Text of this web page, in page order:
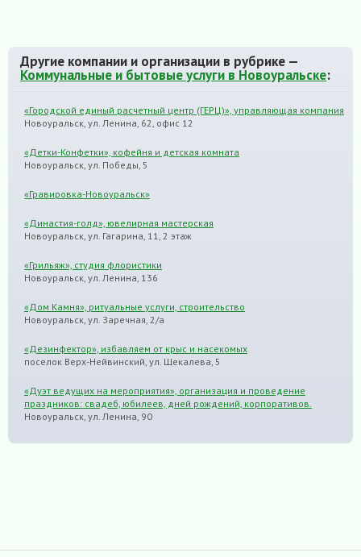
Другие компании и организации в рубрике —
Коммунальные и бытовые услуги в Новоуральске:
«Городской единый расчетный центр (ГЕРЦ)», управляющая компания
Новоуральск, ул. Ленина, 62, офис 12
«Детки-Конфетки», кофейня и детская комната
Новоуральск, ул. Победы, 5
«Гравировка-Новоуральск»
«Династия-голд», ювелирная мастерская
Новоуральск, ул. Гагарина, 11, 2 этаж
«Грильяж», студия флористики
Новоуральск, ул. Ленина, 136
«Дом Камня», ритуальные услуги, строительство
Новоуральск, ул. Заречная, 2/а
«Дезинфектор», избавляем от крыс и насекомых
поселок Верх-Нейвинский, ул. Щекалева, 5
«Дуэт ведущих на мероприятия», организация и проведение
праздников: свадеб, юбилеев, дней рождений, корпоративов.
Новоуральск, ул. Ленина, 90